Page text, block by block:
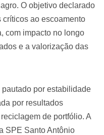
O objetivo declarado
críticos ao escoamento
com impacto no longo
e a valorização das
por estabilidade
por resultados
de portfólio. A
SPE Santo Antônio